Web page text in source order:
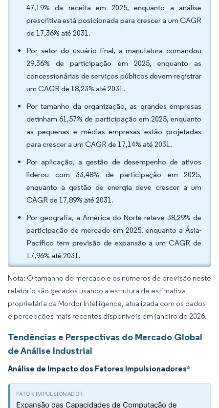
47,19% da receita em 2025, enquanto a análise
prescritiva está posicionada para crescer a um CAGR
de 17,36% até 2031.
Por setor do usuário final, a manufatura comandou
29,36% de participação em 2025, enquanto as
concessionárias de serviços públicos devem registrar
um CAGR de 18,23% até 2031.
Por tamanho da organização, as grandes empresas
detinham 61,57% de participação em 2025, enquanto
as pequenas e médias empresas estão projetadas
para crescer a um CAGR de 17,14% até 2031.
Por aplicação, a gestão de desempenho de ativos
liderou com 33,48% de participação em 2025,
enquanto a gestão de energia deve crescer a um
CAGR de 17,89% até 2031.
Por geografia, a América do Norte reteve 38,29% de
participação de mercado em 2025, enquanto a Ásia-
Pacífico tem previsão de expansão a um CAGR de
17,96% até 2031.
Nota: O tamanho do mercado e os números de previsão neste
relatório são gerados usando a estrutura de estimativa
proprietária da Mordor Intelligence, atualizada com os dados
e percepções mais recentes disponíveis em janeiro de 2026.
Tendências e Perspectivas do Mercado Global
de Análise Industrial
Análise de Impacto dos Fatores Impulsionadores*
Expansão das Capacidades de Computação de